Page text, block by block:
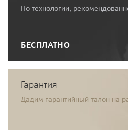
По технологии,
БЕСПЛАТНО
Гарантия
Дадим гарантийный талон на